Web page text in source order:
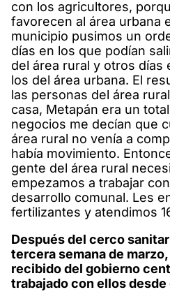
con los agricultores,
favorecen al área urbana
municipio pusimos un
días en los que podían
del área rural y otros días
los del área urbana. El
las personas del área
casa, Metapán era un
negocios me decían que
área rural no venía a
había movimiento.
gente del área rural
empezamos a trabajar
desarrollo comunal. Les
fertilizantes y atendimos
Después del cerco
tercera semana de
recibido del gobierno
trabajado con ellos